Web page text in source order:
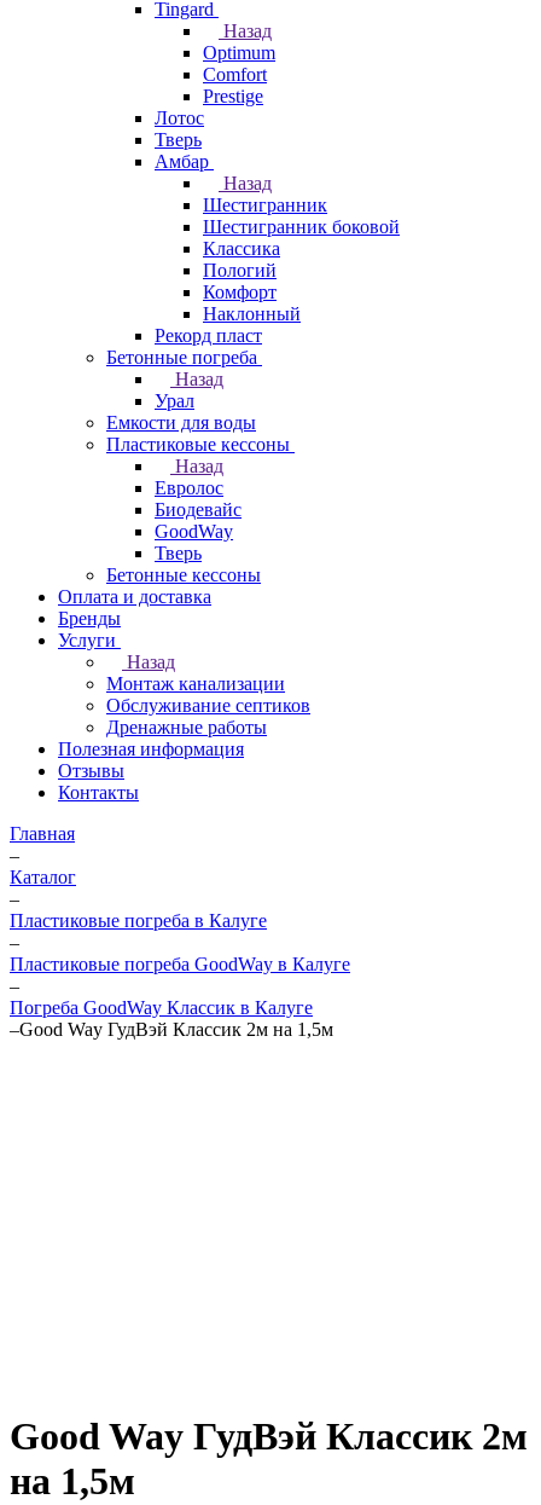
Tingard
Назад
Optimum
Comfort
Prestige
Лотос
Тверь
Амбар
Назад
Шестигранник
Шестигранник боковой
Классика
Пологий
Комфорт
Наклонный
Рекорд пласт
Бетонные погреба
Назад
Урал
Емкости для воды
Пластиковые кессоны
Назад
Евролос
Биодевайс
GoodWay
Тверь
Бетонные кессоны
Оплата и доставка
Бренды
Услуги
Назад
Монтаж канализации
Обслуживание септиков
Дренажные работы
Полезная информация
Отзывы
Контакты
Главная
–
Каталог
–
Пластиковые погреба в Калуге
–
Пластиковые погреба GoodWay в Калуге
–
Погреба GoodWay Классик в Калуге
–Good Way ГудВэй Классик 2м на 1,5м
Good Way ГудВэй Классик 2м
на 1,5м